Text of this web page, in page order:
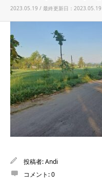
2023.05.19 / 最終更新日：2023.05.19
投稿者:Andi
コメント:0